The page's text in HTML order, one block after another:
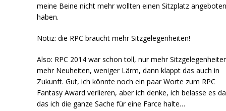
meine Beine nicht mehr wollten einen Sitzplatz
haben.
Notiz: die RPC braucht mehr Sitzgelegenheiten!
Also: RPC 2014 war schon toll, nur mehr
mehr Neuheiten, weniger Lärm, dann klappt das auch in
Zukunft. Gut, ich könnte noch ein paar Worte zum RPC
Fantasy Award verlieren, aber ich denke, ich belasse es
das ich die ganze Sache für eine Farce halte…